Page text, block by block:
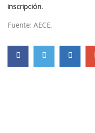
inscripción.
Fuente: AECE.